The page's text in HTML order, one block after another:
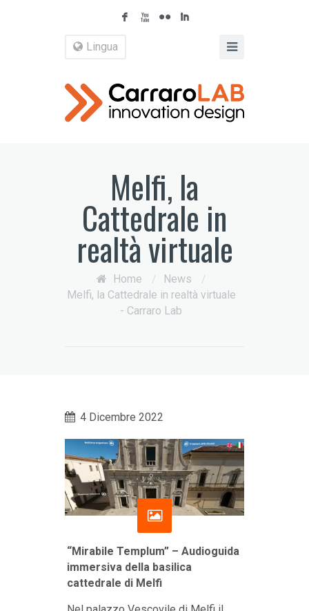
F X N I
Lingua
Melfi, la
Cattedrale in
realtà virtuale
Home / News
/
Melfi, la Cattedrale in realtà virtuale
- Carraro Lab
4 Dicembre 2022
“Mirabile Templum” – Audioguida
immersiva della basilica
cattedrale di Melfi